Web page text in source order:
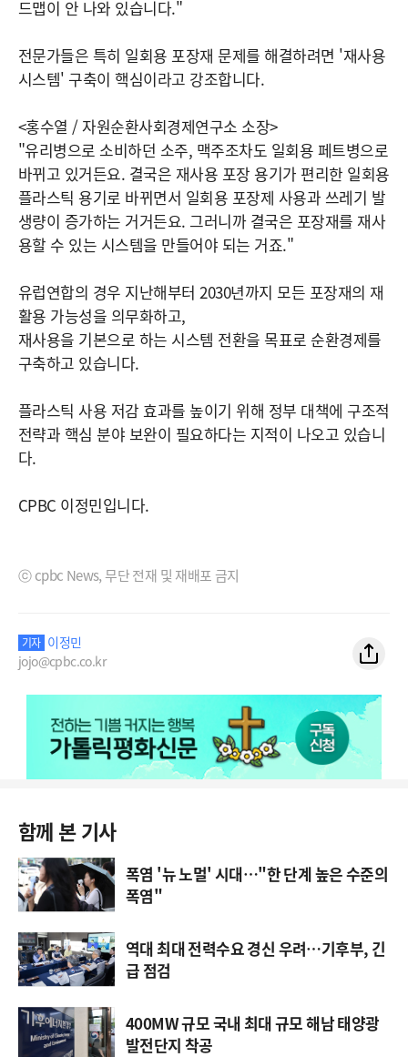
드맵이 안 나와 있습니다."
전문가들은 특히 일회용 포장재 문제를 해결하려면 '재사용
시스템' 구축이 핵심이라고 강조합니다.
<홍수열 / 자원순환사회경제연구소 소장>
"유리병으로 소비하던 소주, 맥주조차도 일회용 페트병으로
바뀌고 있거든요. 결국은 재사용 포장 용기가 편리한 일회용
플라스틱 용기로 바뀌면서 일회용 포장제 사용과 쓰레기 발
생량이 증가하는 거거든요. 그러니까 결국은 포장재를 재사
용할 수 있는 시스템을 만들어야 되는 거죠."
유럽연합의 경우 지난해부터 2030년까지 모든 포장재의 재
활용 가능성을 의무화하고,
재사용을 기본으로 하는 시스템 전환을 목표로 순환경제를
구축하고 있습니다.
플라스틱 사용 저감 효과를 높이기 위해 정부 대책에 구조적
전략과 핵심 분야 보완이 필요하다는 지적이 나오고 있습니
다.
CPBC 이정민입니다.
ⓒ cpbc News, 무단 전재 및 재배포 금지
기자 이정민
jojo@cpbc.co.kr
함께 본 기사
폭염 '뉴 노멀' 시대…"한 단계 높은 수준의
폭염"
역대 최대 전력수요 경신 우려…기후부, 긴
급 점검
400MW 규모 국내 최대 규모 해남 태양광
발전단지 착공